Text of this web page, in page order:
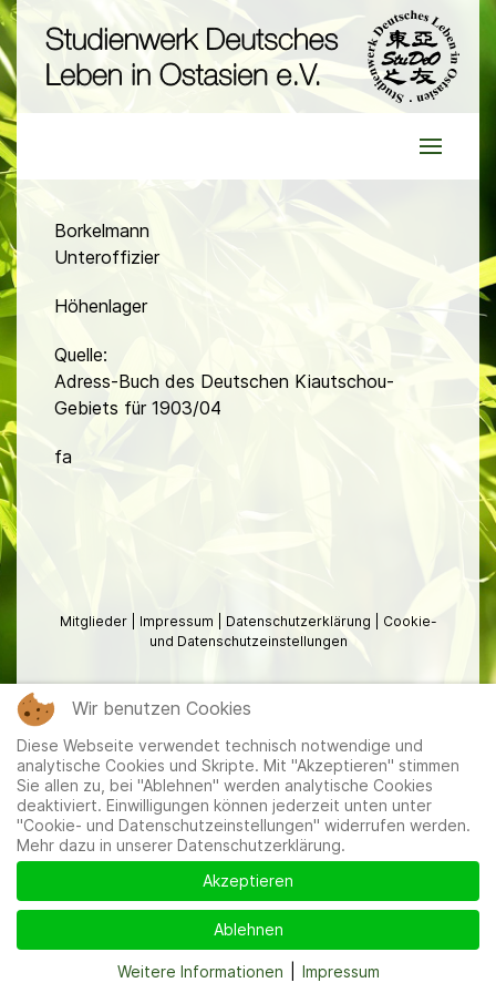
Borkelmann
Unteroffizier
Höhenlager
Quelle:
Adress-Buch des Deutschen Kiautschou-
Gebiets für 1903/04
fa
Mitglieder Impressum Datenschutzerklärung
Cookie-
und Datenschutzeinstellungen
Wir benutzen Cookies
Diese Webseite verwendet technisch notwendige und
analytische Cookies und Skripte. Mit "Akzeptieren" stimmen
Sie allen zu, bei "Ablehnen" werden analytische Cookies
deaktiviert. Einwilligungen können jederzeit unten unter
"Cookie- und Datenschutzeinstellungen" widerrufen werden.
Mehr dazu in unserer Datenschutzerklärung.
Akzeptieren
Ablehnen
Weitere Informationen Impressum